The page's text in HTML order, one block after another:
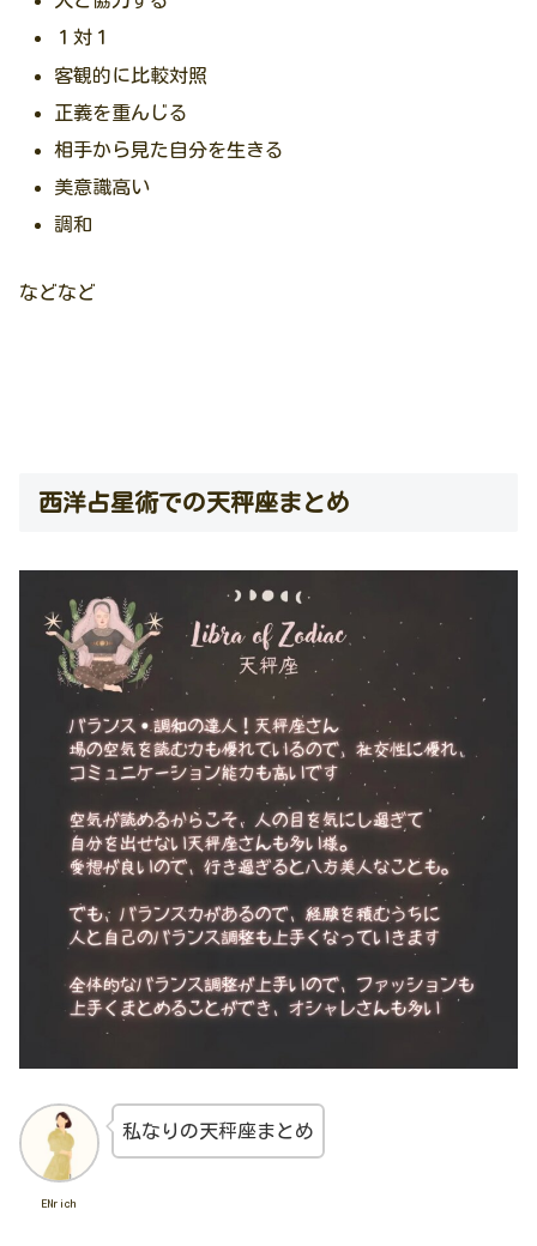
１対１
客観的に比較対照
正義を重んじる
相手から見た自分を生きる
美意識高い
調和
などなど
西洋占星術での天秤座まとめ
ENrich
私なりの天秤座まとめ